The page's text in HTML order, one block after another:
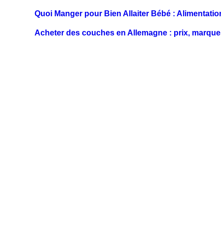
Quoi Manger pour Bien Allaiter Bébé :
Acheter des couches en Allemagne : prix,